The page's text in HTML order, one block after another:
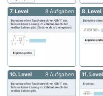
7. Level 8 Aufgaben 8. Level
10. Level 8 Aufgaben 11. Level